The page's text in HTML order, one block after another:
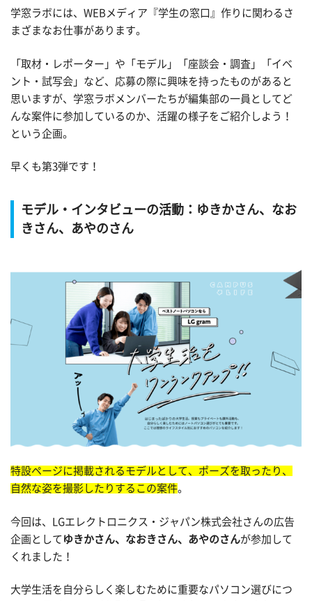
学窓ラボには、WEBメディア『学生の窓口』作りに関わるさ
まざまなお仕事があります。
「取材・レポーター」や「モデル」「座談会・調査」「イベ
ント・試写会」など、応募の際に興味を持ったものがあると
思いますが、学窓ラボメンバーたちが編集部の一員としてど
んな案件に参加しているのか、活躍の様子をご紹介しよう！
という企画。
早くも第3弾です！
モデル・インタビューの活動：ゆきかさん、なお
きさん、あやのさん
特設ページに掲載されるモデルとして、ポーズを取ったり、
自然な姿を撮影したりするこの案件。
今回は、LGエレクトロニクス・ジャパン株式会社さんの広告
企画として ゆきかさん、なおきさん、あやのさんが参加して
くれました！
大学生活を自分らしく楽しむために重要なパソコン選びにつ